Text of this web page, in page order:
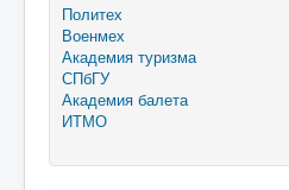
Политех
Военмех
Академия туризма
СПбГУ
Академия балета
ИТМО